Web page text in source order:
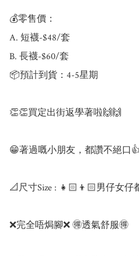
💰零售價：
A. 短襪-$48/套
B. 長襪-$60/套
📦預計到貨：4-5星期
👏👏買定出街返學著啦🙌🙌
😁著過嘅小朋友，都讚不絕口
📐尺寸Size : 👧🏻👦🏻男仔女仔
❌完全唔焗腳❌ 🉐️透氣舒服🉐️